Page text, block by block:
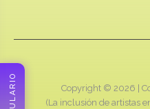
Copyright © 2026 |
(La inclusión de artistas